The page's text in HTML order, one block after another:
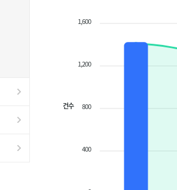
1,600
1,200
800
400
건수